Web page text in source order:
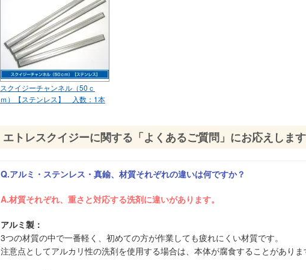
スクイジーチャンネル（50ｃ
ｍ）【ステンレス】 入数：1本
エトレスクイジーに関する「よくあるご質問」にお応えしま
Q.アルミ・ステンレス・真鍮、材質それぞれの違いは何ですか？
A.材質それぞれ、重さと対応する洗剤に違いがあります。
アルミ製：
3つの材質の中で一番軽く、初めての方が作業しても疲れにくい材質です。
注意点としてアルカリ性の洗剤を使用する場合は、本体が腐食することがあり